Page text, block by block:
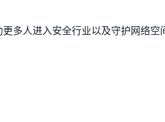
多人进入安全行业以及守护网络空